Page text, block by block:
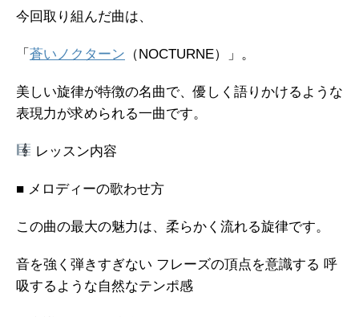
今回取り組んだ曲は、
「 蒼いノクターン （NOCTURNE）」。
美しい旋律が特徴の名曲で、優しく語りかけるような
表現力が求められる一曲です。
レッスン内容
■ メロディーの歌わせ方
この曲の最大の魅力は、柔らかく流れる旋律です。
音を強く弾きすぎない フレーズの頂点を意識する 呼
吸するような自然なテンポ感